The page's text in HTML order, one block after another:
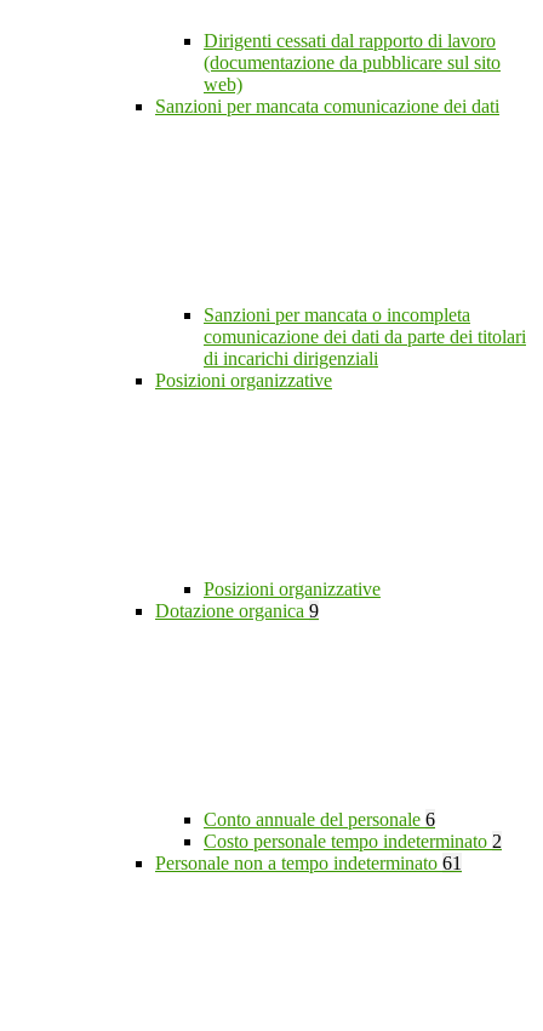
Dirigenti cessati dal rapporto di lavoro
(documentazione da pubblicare sul sito
web)
Sanzioni per mancata comunicazione dei dati
Sanzioni per mancata o incompleta
comunicazione dei dati da parte dei titolari
di incarichi dirigenziali
Posizioni organizzative
Posizioni organizzative
Dotazione organica 9
Conto annuale del personale 6
Costo personale tempo indeterminato 2
Personale non a tempo indeterminato 61